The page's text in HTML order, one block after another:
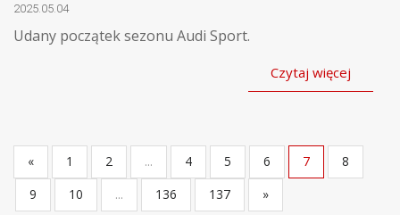
2025.05.04
Udany początek sezonu Audi Sport.
Czytaj więcej
« 1 2 ... 4 5 6 7
8
9
10 ... 136 137 »